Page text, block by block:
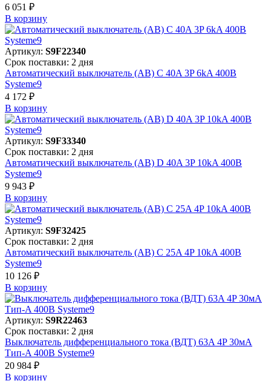
6 051 ₽
В корзинy
Артикул: S9F22340
Срок поставки: 2 дня
Автоматический выключатель (АВ) C 40A 3P 6kA 400В
Systeme9
4 172 ₽
В корзинy
Артикул: S9F33340
Срок поставки: 2 дня
Автоматический выключатель (АВ) D 40A 3P 10kA 400В
Systeme9
9 943 ₽
В корзинy
Артикул: S9F32425
Срок поставки: 2 дня
Автоматический выключатель (АВ) C 25A 4P 10kA 400В
Systeme9
10 126 ₽
В корзинy
Артикул: S9R22463
Срок поставки: 2 дня
Выключатель дифференциального тока (ВДТ) 63A 4P 30мА
Тип-A 400В Systeme9
20 984 ₽
В корзинy